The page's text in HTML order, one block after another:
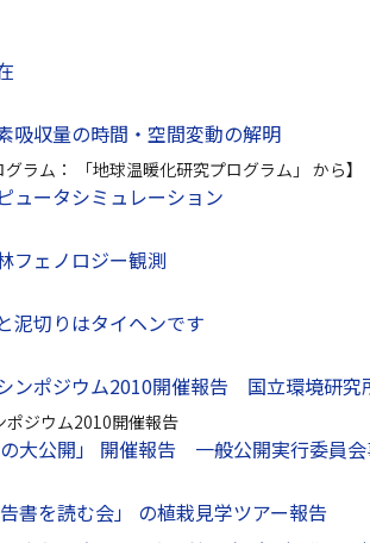
吸収量の時間・空間変動の解明
グラム： 「地球温暖化研究プログラム」 から】
ュータシミュレーション
フェノロジー観測
泥切りはタイヘンです
ンポジウム2010開催報告 国立環境研究
ジウム2010開催報告
大公開」 開催報告 一般公開実行委員
書を読む会」 の植栽見学ツアー報告